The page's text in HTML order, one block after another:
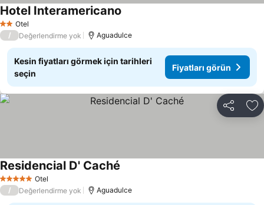
2 Yıldız
Otel
Hotel Interamericano
/ Değerlendirme yok Aguadulce
Kesin fiyatları görmek için tarihleri
seçin
Fiyatları görün
Paylaş
5 Yıldız Otel
Residencial D' Caché
/ Değerlendirme yok Aguadulce